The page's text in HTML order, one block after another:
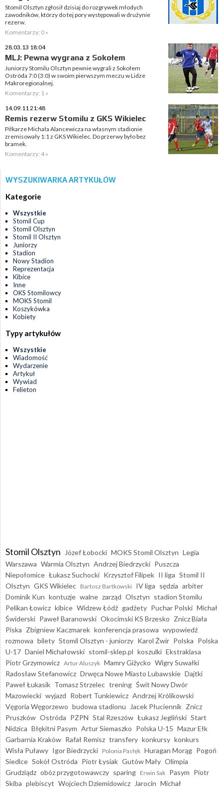
Stomil Olsztyn zgłosił dzisiaj do rozgrywek młodych
zawodników, którzy do tej pory występowali w drużynie
rezerw.
Komentarzy: 0 »
28.03.13 18:04
MLJ: Pewna wygrana z Sokołem
Juniorzy Stomilu Olsztyn pewnie wygrali z Sokołem
Ostróda 7:0 (3:0) w swoim pierwszym meczu w Lidze
Makroregionalnej.
Komentarzy: 1 »
14.09.11 21:48
Remis rezerw Stomilu z GKS Wikielec
Piłkarze Michała Alancewicza na własnym stadionie
zremisowały 1:1 z GKS Wikielec. Do przerwy było bez
bramek.
Komentarzy: 4 »
WYSZUKIWARKA ARTYKUŁÓW
Kategorie
Wszystkie
Stomil Cup
Stomil Olsztyn
Stomil II Olsztyn
Juniorzy
Stadion
Nowy Stadion
Reprezentacja
Kibice
Inne
OKS Stomilowcy
MOKS Stomil
Koszykówka
Kobiety
Typy artykułów
Wszystkie
Wiadomość
Wydarzenie
Artykuł
Wywiad
Felieton
Stomil Olsztyn Józef Łobocki MOKS Stomil Olsztyn Legia
Warszawa Warmia Olsztyn Andrzej Biedrzycki Puszcza
Niepołomice Łukasz Suchocki Krzysztof Filipek II liga Stomil II
Olsztyn GKS Wikielec Bartosz Bartkowski IV liga sędzia arbiter
Dominik Kun kontuzje walne zarząd Olsztyn stadion Stomilu
Pelikan Łowicz kibice Widzew Łódź gadżety Puchar Polski Michał
Świderski Paweł Baranowski Okocimski KS Brzesko Znicz Biała
Piska Zbigniew Kaczmarek konferencja prasowa wypowiedź
rozmowa bilety Stomil Olsztyn - juniorzy Karol Żwir Polska Polska
U-17 Daniel Michałowski stomil-sklep.pl koszulki Ekstraklasa
Piotr Grzymowicz Artur Aluszyk Mamry Giżycko Wigry Suwałki
Radosław Stefanowicz Drwęca Nowe Miasto Lubawskie Dajtki
Paweł Łukasik Tomasz Strzelec trening Świt Nowy Dwór
Mazowiecki wyjazd Robert Tunkiewicz Andrzej Królikowski
Vęgoria Węgorzewo budowa stadionu Jacek Płuciennik Znicz
Pruszków Ostróda PZPN Stal Rzeszów Łukasz Jegliński Start
Nidzica Błękitni Pasym Artur Siemaszko Polska U-15 Mazur Ełk
Garbarnia Kraków Rafał Remisz transfery konkursy konkurs
Wisła Puławy Igor Biedrzycki Polonia Pasłęk Huragan Morąg Pogoń
Siedlce Sokół Ostróda Piotr Łysiak Gutów Mały Olimpia
Grudziądz obóz przygotowawczy sparing Erwin Sak Pasym Piotr
Skiba plebiscyt Wojciech Dziemidowicz Jarocin Michał